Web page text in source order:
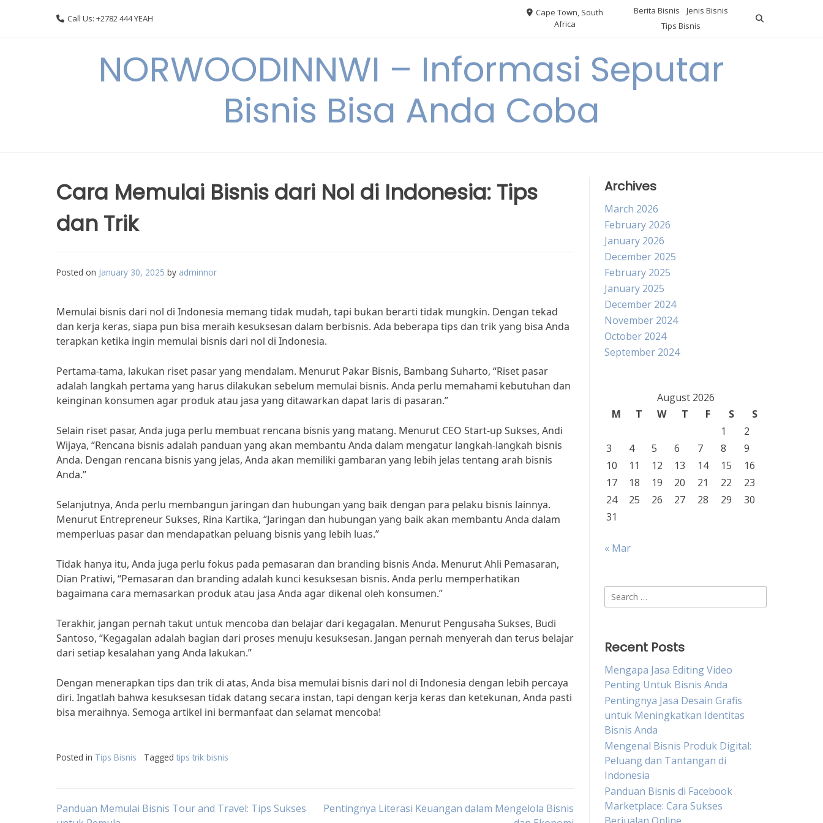
Call Us: +2782 444 YEAH
Cape Town, South
Africa
Berita Bisnis
Jenis Bisnis
Tips Bisnis
NORWOODINNWI – Informasi Seputar
Bisnis Bisa Anda Coba
Cara Memulai Bisnis dari Nol di Indonesia: Tips
dan Trik
Posted on January 30, 2025 by adminnor
Memulai bisnis dari nol di Indonesia memang tidak mudah, tapi bukan berarti tidak mungkin. Dengan tekad
dan kerja keras, siapa pun bisa meraih kesuksesan dalam berbisnis. Ada beberapa tips dan trik yang bisa Anda
terapkan ketika ingin memulai bisnis dari nol di Indonesia.
Pertama-tama, lakukan riset pasar yang mendalam. Menurut Pakar Bisnis, Bambang Suharto, “Riset pasar
adalah langkah pertama yang harus dilakukan sebelum memulai bisnis. Anda perlu memahami kebutuhan dan
keinginan konsumen agar produk atau jasa yang ditawarkan dapat laris di pasaran.”
Selain riset pasar, Anda juga perlu membuat rencana bisnis yang matang. Menurut CEO Start-up Sukses, Andi
Wijaya, “Rencana bisnis adalah panduan yang akan membantu Anda dalam mengatur langkah-langkah bisnis
Anda. Dengan rencana bisnis yang jelas, Anda akan memiliki gambaran yang lebih jelas tentang arah bisnis
Anda.”
Selanjutnya, Anda perlu membangun jaringan dan hubungan yang baik dengan para pelaku bisnis lainnya.
Menurut Entrepreneur Sukses, Rina Kartika, “Jaringan dan hubungan yang baik akan membantu Anda dalam
memperluas pasar dan mendapatkan peluang bisnis yang lebih luas.”
Tidak hanya itu, Anda juga perlu fokus pada pemasaran dan branding bisnis Anda. Menurut Ahli Pemasaran,
Dian Pratiwi, “Pemasaran dan branding adalah kunci kesuksesan bisnis. Anda perlu memperhatikan
bagaimana cara memasarkan produk atau jasa Anda agar dikenal oleh konsumen.”
Terakhir, jangan pernah takut untuk mencoba dan belajar dari kegagalan. Menurut Pengusaha Sukses, Budi
Santoso, “Kegagalan adalah bagian dari proses menuju kesuksesan. Jangan pernah menyerah dan terus belajar
dari setiap kesalahan yang Anda lakukan.”
Dengan menerapkan tips dan trik di atas, Anda bisa memulai bisnis dari nol di Indonesia dengan lebih percaya
diri. Ingatlah bahwa kesuksesan tidak datang secara instan, tapi dengan kerja keras dan ketekunan, Anda pasti
bisa meraihnya. Semoga artikel ini bermanfaat dan selamat mencoba!
Posted in Tips Bisnis Tagged tips trik bisnis
Post
Panduan Memulai Bisnis Tour and Travel: Tips Sukses
Pentingnya Literasi Keuangan dalam Mengelola Bisnis
Archives
March 2026
February 2026
January 2026
December 2025
February 2025
January 2025
December 2024
November 2024
October 2024
September 2024
August 2026
M
T W T F S
S
1
2
3
4 5 6 7 8
9
10
11 12 13 14 15
16
17
18 19 20 21 22
23
24
25 26 27 28 29
30
31
« Mar
Search
for:
Recent Posts
Mengapa Jasa Editing Video
Penting Untuk Bisnis Anda
Pentingnya Jasa Desain Grafis
untuk Meningkatkan Identitas
Bisnis Anda
Mengenal Bisnis Produk Digital:
Peluang dan Tantangan di
Indonesia
Panduan Bisnis di Facebook
Marketplace: Cara Sukses